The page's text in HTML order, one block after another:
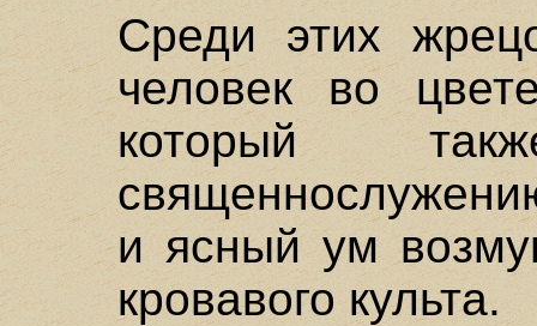
Среди этих
человек во
который
и ясный ум
кровавого культа.